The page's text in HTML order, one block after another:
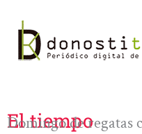
contenido
El tiempo
Domingo de regatas